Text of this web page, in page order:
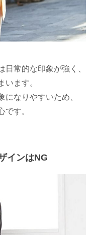
日常的な印象が強く、
います。
になりやすいため、
です。
インはNG